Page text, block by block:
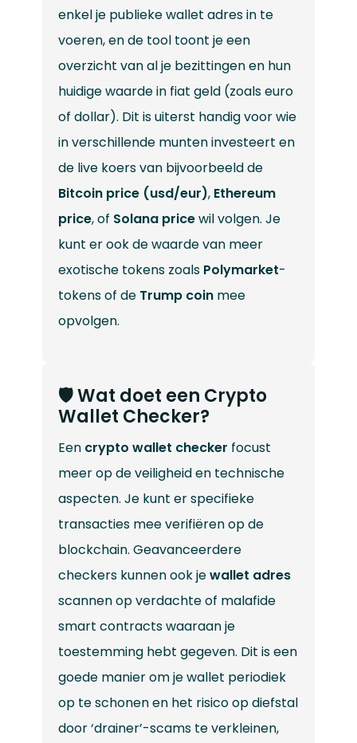
enkel je publieke wallet adres in te
voeren, en de tool toont je een
overzicht van al je bezittingen en hun
huidige waarde in fiat geld (zoals euro
of dollar). Dit is uiterst handig voor wie
in verschillende munten investeert en
de live koers van bijvoorbeeld de
Bitcoin price (usd/eur), Ethereum
price, of Solana pricewil volgen. Je
kunt er ook de waarde van meer
exotische tokens zoals Polymarket-
tokens of de Trump coinmee
opvolgen.
🛡️ Wat doet een Crypto
Wallet Checker?
Een crypto wallet checker focust
meer op de veiligheid en technische
aspecten. Je kunt er specifieke
transacties mee verifiëren op de
blockchain. Geavanceerdere
checkers kunnen ook jewallet adres
scannen op verdachte of malafide
smart contracts waaraan je
toestemming hebt gegeven. Dit is een
goede manier om je wallet periodiek
op te schonen en het risico op diefstal
door ‘drainer’-scams te verkleinen,